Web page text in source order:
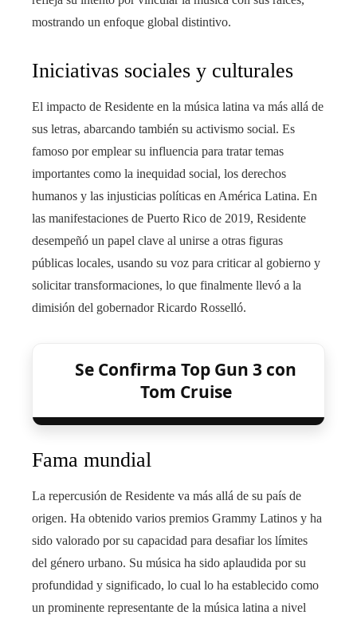
mostrando un enfoque global distintivo.
Iniciativas sociales y culturales
El impacto de Residente en la música latina va más allá de
sus letras, abarcando también su activismo social. Es
famoso por emplear su influencia para tratar temas
importantes como la inequidad social, los derechos
humanos y las injusticias políticas en América Latina. En
las manifestaciones de Puerto Rico de 2019, Residente
desempeñó un papel clave al unirse a otras figuras
públicas locales, usando su voz para criticar al gobierno y
solicitar transformaciones, lo que finalmente llevó a la
dimisión del gobernador Ricardo Rosselló.
Se Confirma Top Gun 3 con
Tom Cruise
Fama mundial
La repercusión de Residente va más allá de su país de
origen. Ha obtenido varios premios Grammy Latinos y ha
sido valorado por su capacidad para desafiar los límites
del género urbano. Su música ha sido aplaudida por su
profundidad y significado, lo cual lo ha establecido como
un prominente representante de la música latina a nivel